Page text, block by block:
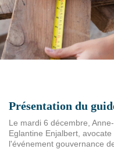
Présentation du
Le mardi 6 décembre,
Eglantine Enjalbert,
l'événement gouvernance